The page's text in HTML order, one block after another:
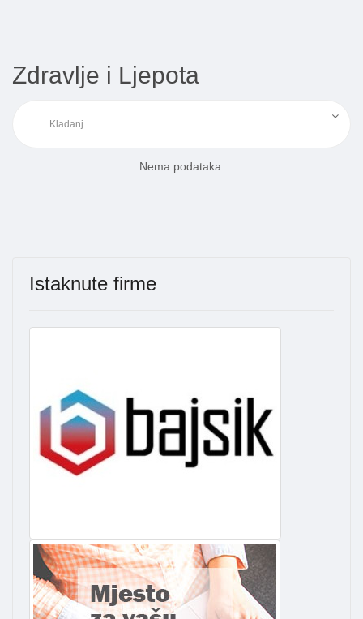
Zdravlje i Ljepota
Nema podataka.
Istaknute firme